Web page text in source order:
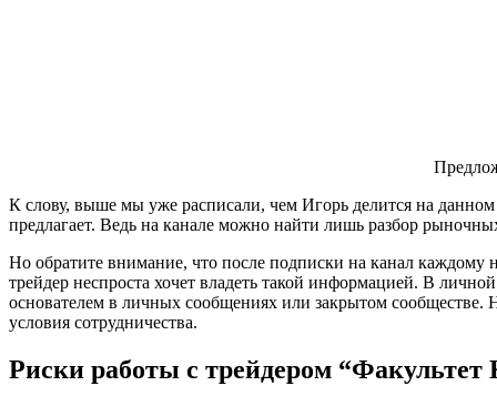
К слову, выше мы уже расписали, чем Игорь делится на
предлагает. Ведь на канале можно найти лишь разбор
Но обратите внимание, что после подписки на канал
трейдер неспроста хочет владеть такой информацией. В
основателем в личных сообщениях или закрытом сообществе.
условия сотрудничества.
Риски работы с трейдером “Факультет